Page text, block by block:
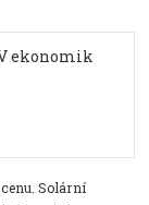
Solární